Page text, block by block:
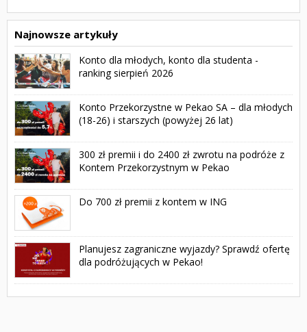
Najnowsze artykuły
Konto dla młodych, konto dla studenta -
ranking sierpień 2026
Konto Przekorzystne w Pekao SA – dla młodych
(18-26) i starszych (powyżej 26 lat)
300 zł premii i do 2400 zł zwrotu na podróże z
Kontem Przekorzystnym w Pekao
Do 700 zł premii z kontem w ING
Planujesz zagraniczne wyjazdy? Sprawdź ofertę
dla podróżujących w Pekao!